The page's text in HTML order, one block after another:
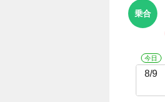
乗合
今日
8/9